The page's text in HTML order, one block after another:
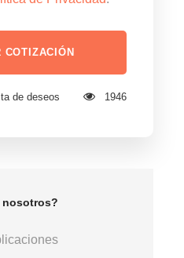
de deseos 1946
nosotros?